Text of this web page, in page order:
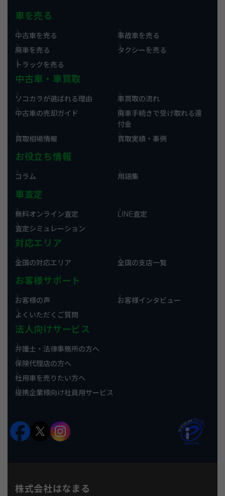
車を売る
中古車を売る
事故車を売る
廃車を売る
タクシーを売る
トラックを売る
中古車・車買取
ソコカラが選ばれる理由
車買取の流れ
中古車の売却ガイド
廃車手続きで受け取れる還
付金
買取相場情報
買取実績・事例
お役立ち情報
コラム 用語集
車査定
無料オンライン査定
LINE査定
査定シミュレーション
対応エリア
全国の対応エリア 全国の支店一覧
お客様サポート
お客様の声
お客様インタビュー
よくいただくご質問
法人向けサービス
弁護士・法律事務所の方へ
保険代理店の方へ
社用車を売りたい方へ
提携企業様向け社員用サービス
株式会社はなまる